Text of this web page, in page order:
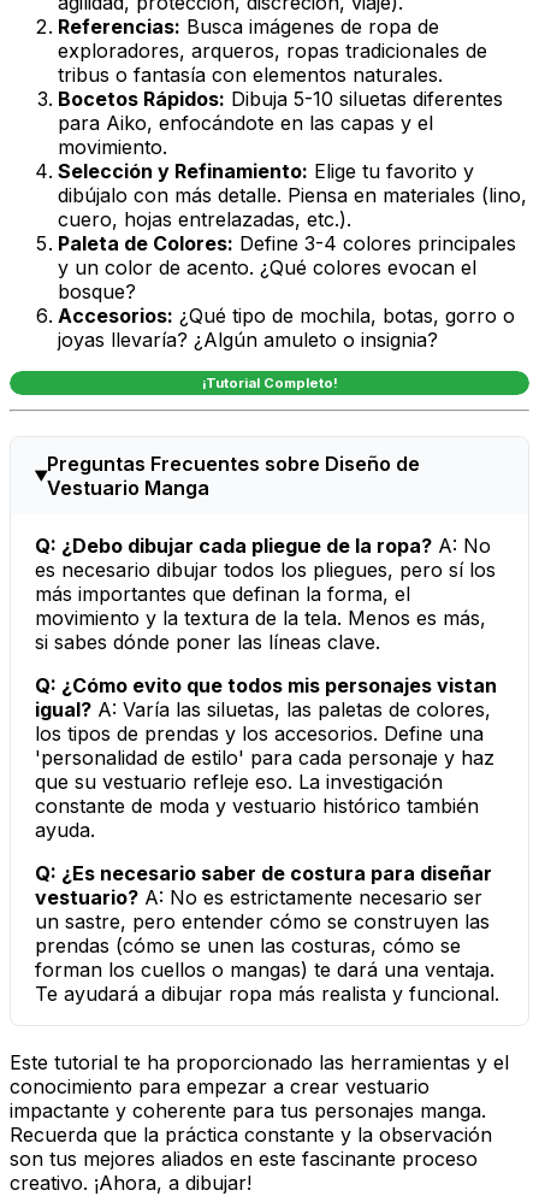
Referencias: Busca imágenes de ropa de
exploradores, arqueros, ropas tradicionales de
tribus o fantasía con elementos naturales.
Bocetos Rápidos: Dibuja 5-10 siluetas diferentes
para Aiko, enfocándote en las capas y el
movimiento.
Selección y Refinamiento: Elige tu favorito y
dibújalo con más detalle. Piensa en materiales (lino,
cuero, hojas entrelazadas, etc.).
Paleta de Colores: Define 3-4 colores principales
y un color de acento. ¿Qué colores evocan el
bosque?
Accesorios: ¿Qué tipo de mochila, botas, gorro o
joyas llevaría? ¿Algún amuleto o insignia?
¡Tutorial Completo!
Preguntas Frecuentes sobre Diseño de
Vestuario Manga
Q: ¿Debo dibujar cada pliegue de la ropa? A: No
es necesario dibujar todos los pliegues, pero sí los
más importantes que definan la forma, el
movimiento y la textura de la tela. Menos es más,
si sabes dónde poner las líneas clave.
Q: ¿Cómo evito que todos mis personajes vistan
igual? A: Varía las siluetas, las paletas de colores,
los tipos de prendas y los accesorios. Define una
'personalidad de estilo' para cada personaje y haz
que su vestuario refleje eso. La investigación
constante de moda y vestuario histórico también
ayuda.
Q: ¿Es necesario saber de costura para diseñar
vestuario? A: No es estrictamente necesario ser
un sastre, pero entender cómo se construyen las
prendas (cómo se unen las costuras, cómo se
forman los cuellos o mangas) te dará una ventaja.
Te ayudará a dibujar ropa más realista y funcional.
Este tutorial te ha proporcionado las herramientas y el
conocimiento para empezar a crear vestuario
impactante y coherente para tus personajes manga.
Recuerda que la práctica constante y la observación
son tus mejores aliados en este fascinante proceso
creativo. ¡Ahora, a dibujar!